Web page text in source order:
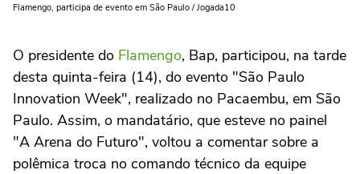
Flamengo, participa de evento em São Paulo / Jogada10
O presidente do Flamengo, Bap, participou, na tarde
desta quinta-feira (14), do evento "São Paulo
Innovation Week", realizado no Pacaembu, em São
Paulo. Assim, o mandatário, que esteve no painel
"A Arena do Futuro", voltou a comentar sobre a
polêmica troca no comando técnico da equipe